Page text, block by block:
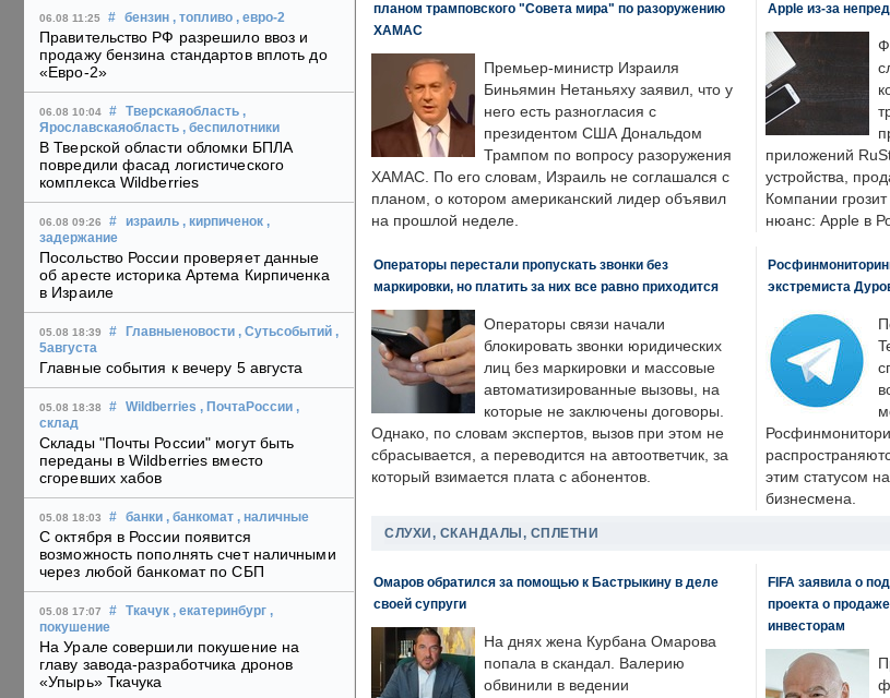
06.08 11:25 # бензин , топливо , евро-2
Правительство РФ разрешило ввоз и
продажу бензина стандартов вплоть до
«Евро-2»
06.08 10:04 # Тверскаяобласть ,
Ярославскаяобласть , беспилотники
В Тверской области обломки БПЛА
повредили фасад логистического
комплекса Wildberries
06.08 09:26 # израиль , кирпиченок ,
задержание
Посольство России проверяет данные
об аресте историка Артема Кирпиченка
в Израиле
05.08 18:39 # Главныеновости , Сутьсобытий ,
5августа
Главные события к вечеру 5 августа
05.08 18:38 # Wildberries , ПочтаРоссии ,
склад
Склады "Почты России" могут быть
переданы в Wildberries вместо
сгоревших хабов
05.08 18:03 # банки , банкомат , наличные
С октября в России появится
возможность пополнять счет наличными
через любой банкомат по СБП
05.08 17:07 # Ткачук , екатеринбург ,
покушение
На Урале совершили покушение на
главу завода-разработчика дронов
«Упырь» Ткачука
планом трамповского "Совета мира" по разоружению
ХАМАС
Премьер-министр Израиля
Биньямин Нетаньяху заявил, что у
него есть разногласия с
президентом США Дональдом
Трампом по вопросу разоружения
ХАМАС. По его словам, Израиль не соглашался с
планом, о котором американский лидер объявил
на прошлой неделе.
Apple из-за
приложений
устройства,
Компании
нюанс: Apple в
Операторы перестали пропускать звонки без
маркировки, но платить за них все равно приходится
Операторы связи начали
блокировать звонки юридических
лиц без маркировки и массовые
автоматизированные вызовы, на
которые не заключены договоры.
Однако, по словам экспертов, вызов при этом не
сбрасывается, а переводится на автоответчик, за
который взимается плата с абонентов.
экстремиста
этим статусом
бизнесмена.
СЛУХИ, СКАНДАЛЫ, СПЛЕТНИ
Омаров обратился за помощью к Бастрыкину в деле
своей супруги
На днях жена Курбана Омарова
попала в скандал. Валерию
обвинили в ведении
FIFA заявила о
проекта о
инвесторам